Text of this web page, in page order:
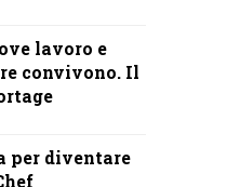
lavoro e
convivono. Il
per diventare